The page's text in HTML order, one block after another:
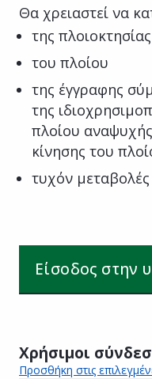
Θα χρειαστεί να
της
του πλοίου
της έγγραφης
της
πλοίου
κίνησης του
τυχόν μεταβολές
Είσοδος στην
Χρήσιμοι
Προσθήκη στις